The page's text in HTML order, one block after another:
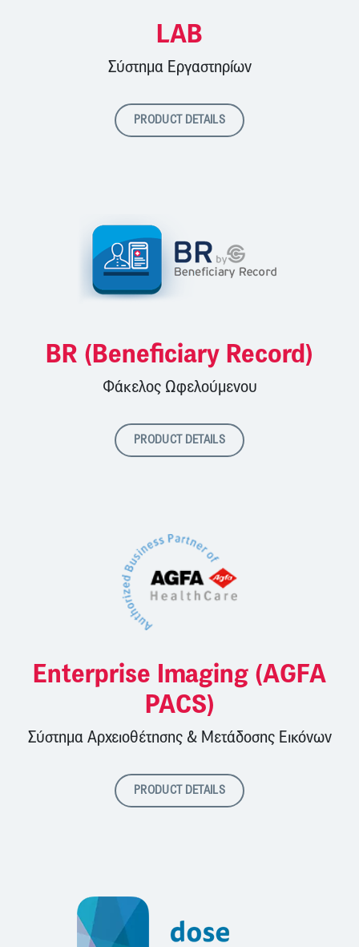
LAB
Σύστημα Εργαστηρίων
PRODUCT DETAILS
BR (Beneficiary Record)
Φάκελος Ωφελούμενου
PRODUCT DETAILS
Enterprise Imaging (AGFA
PACS)
Σύστημα Αρχειοθέτησης & Μετάδοσης Εικόνων
PRODUCT DETAILS